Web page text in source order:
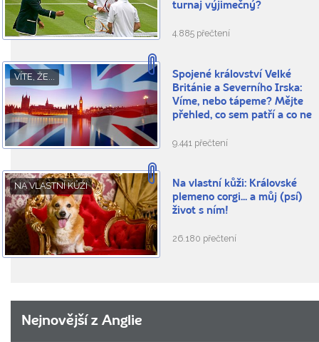
turnaj výjimečný?
4.885 přečtení
VÍTE, ŽE...
Spojené království Velké
Británie a Severního Irska:
Víme, nebo tápeme? Mějte
přehled, co sem patří a co ne
9.441 přečtení
NA VLASTNÍ KŮŽI
Na vlastní kůži: Královské
plemeno corgi... a můj (psí)
život s ním!
26.180 přečtení
Nejnovější z Anglie